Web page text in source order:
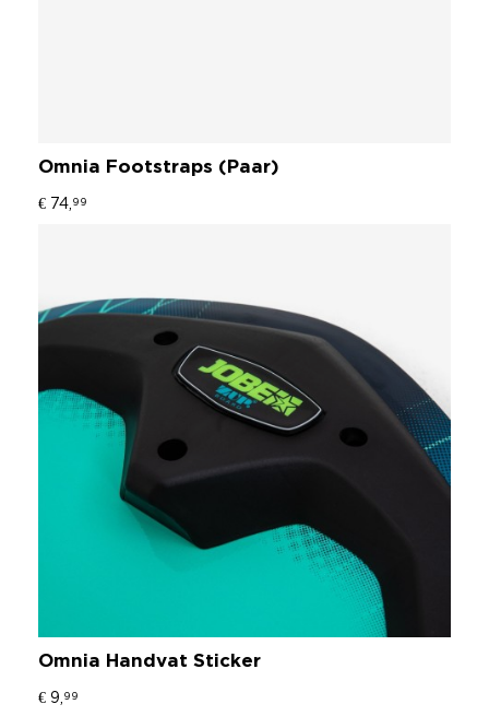
Omnia Footstraps (Paar)
€ 74, 99
Omnia Handvat Sticker
€ 9, 99